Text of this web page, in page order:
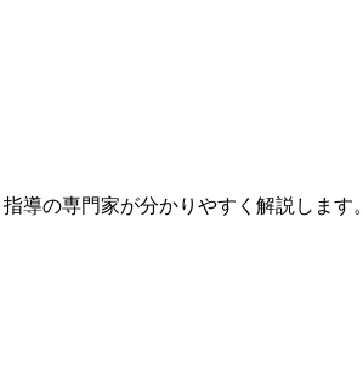
導の専門家が分かりやすく解説します